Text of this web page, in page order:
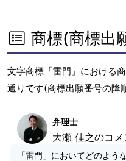
商標(商標出
文字商標「雷門」における
通りです(商標出願番号の降
弁理士
大瀬 佳之のコメ
「雷門」においてどのよう